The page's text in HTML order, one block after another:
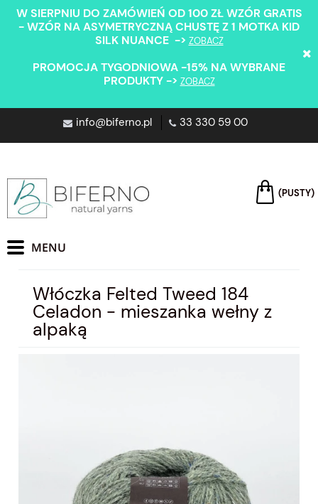
W SIERPNIU DO ZAMÓWIEŃ OD 100 ZŁ WZÓR GRATIS
- WZÓR NA ASYMETRYCZNĄ CHUSTĘ Z 1 MOTKA KID
SILK NUANCE -> ZOBACZ
PROMOCJA TYGODNIOWA -15% NA WYBRANE
PRODUKTY -> ZOBACZ
info@biferno.pl 33 330 59 00
(PUSTY)
Włóczka Felted Tweed 184
Celadon - mieszanka wełny z
alpaką